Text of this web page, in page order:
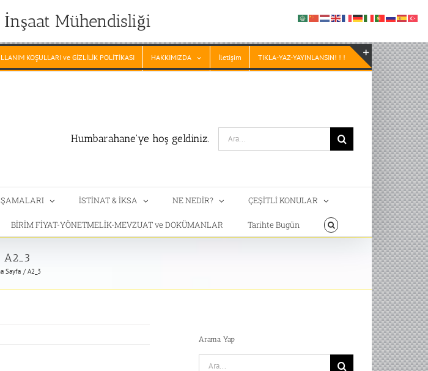
Mühendisliği
KOŞULLARI ve GİZLİLİK POLİTİKASI HAKKIMIZDA İletişim TIKLA-YAZ-YAYINLANSIN! ! !
Humbarahane'ye hoş geldiniz.
Search
for:
İSTİNAT & İKSA NE NEDİR? ÇEŞİTLİ KONULAR
BİRİM FİYAT-YÖNETMELİK-MEVZUAT ve DOKÜMANLAR Tarihte Bugün
A2_3
Sayfa A2_3
Arama Yap
Search
Toggle
Sliding
Bar
Area